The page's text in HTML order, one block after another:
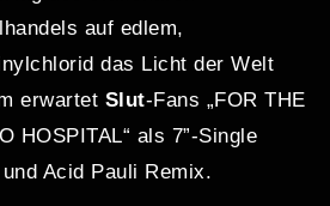
auf edlem,
das Licht der Welt
erwartet Slut-Fans „FOR THE
HOSPITAL“ als 7”-Single
Acid Pauli Remix.